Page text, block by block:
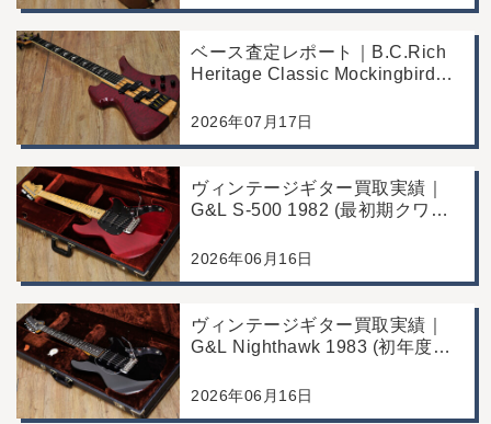
ベース査定レポート｜B.C.Rich
Heritage Classic Mockingbird
にて買取
2026年07月17日
ヴィンテージギター買取実績｜
G&L S-500 1982 (最初期クワガ
買取/コンディション良好の査定
2026年06月16日
ヴィンテージギター買取実績｜
G&L Nighthawk 1983 (初年度マ
区/店頭買取/コンディション良好
2026年06月16日